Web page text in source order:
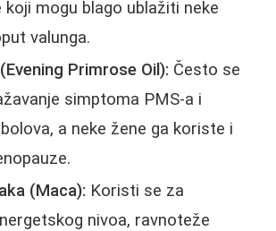
mogu blago ublažiti neke
valunga.
Primrose Oil): Često se
simptoma PMS-a i
a neke žene ga koriste i
(Maca): Koristi se za
nivoa, ravnoteže